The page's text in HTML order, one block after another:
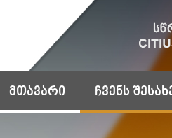
მთავარი ჩვენს